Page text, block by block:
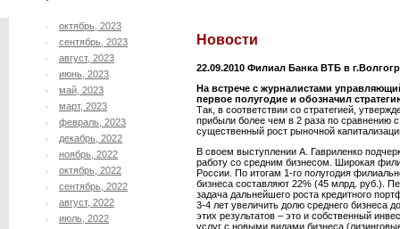
октябрь, 2023
сентябрь, 2023
август, 2023
июнь, 2023
май, 2023
март, 2023
февраль, 2023
декабрь, 2022
ноябрь, 2022
октябрь, 2022
сентябрь, 2022
август, 2022
июль, 2022
Новости
22.09.2010 Филиал Банка ВТБ в
На встрече с журналистами
первое полугодие и обозначил
Так, в соответствии со стратегией,
прибыли более чем в 2 раза по сравнению
существенный рост рыночной
В своем выступлении А. Гавриленко
работу со средним бизнесом. Широкая
России. По итогам 1-го полугодия
бизнеса составляют 22% (45 млрд. руб.).
задача дальнейшего роста кредитного
3-4 лет увеличить долю среднего бизнеса
этих результатов – это и собственный
услуг с новыми видами бизнеса